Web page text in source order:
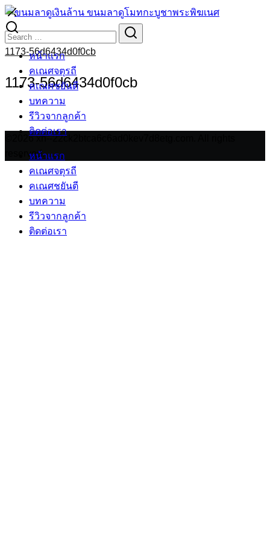
Skip
to
content
หน้าแรก
คเณศจตุรถี
คเณศชยันตี
บทความ
รีวิวจากลูกค้า
ติดต่อเรา
หน้าแรก
คเณศจตุรถี
คเณศชยันตี
บทความ
รีวิวจากลูกค้า
ติดต่อเรา
Search
for:
1173-56d6434d0f0cb
1173-56d6434d0f0cb
©2026 xn--22ck2btca6c6ad0kev7d8etg.com. All rights
reserved.